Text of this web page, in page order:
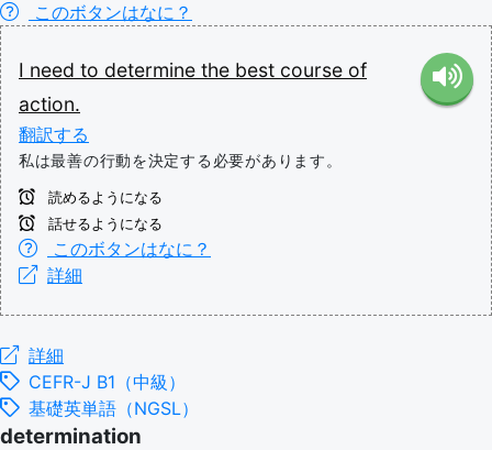
このボタンはなに？
I need to determine the best course of
action.
翻訳する
私は最善の行動を決定する必要があります。
読めるようになる
話せるようになる
このボタンはなに？
詳細
詳細
CEFR-J B1（中級）
基礎英単語（NGSL）
determination